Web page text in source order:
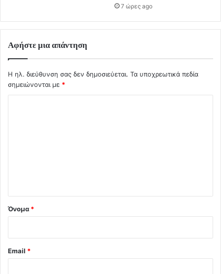
7 ώρες ago
Αφήστε μια απάντηση
Η ηλ. διεύθυνση σας δεν δημοσιεύεται. Τα υποχρεωτικά πεδία
σημειώνονται με *
Όνομα *
Email *